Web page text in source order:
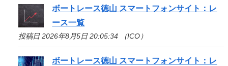
ボートレース徳山 スマートフォンサイト：レ
ース一覧
投稿日 2026年8月5日 20:05:34 （ICO）
ボートレース徳山 スマートフォンサイト：レ